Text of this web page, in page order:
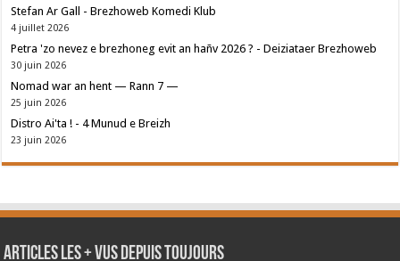
Stefan Ar Gall - Brezhoweb Komedi Klub
4 juillet 2026
Petra 'zo nevez e brezhoneg evit an hañv 2026 ? - Deiziataer Brezhoweb
30 juin 2026
Nomad war an hent — Rann 7 —
25 juin 2026
Distro Ai'ta ! - 4 Munud e Breizh
23 juin 2026
Articles les + vus depuis toujours